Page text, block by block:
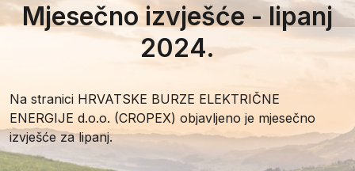
Mjesečno izvješće - lipanj
2024.
Na stranici HRVATSKE BURZE ELEKTRIČNE
ENERGIJE d.o.o. (CROPEX) objavljeno je mjesečno
izvješće za lipanj.